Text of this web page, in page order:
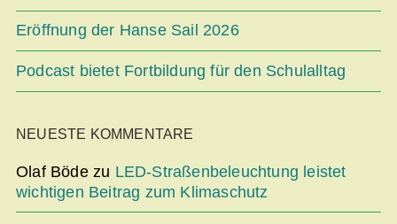
Eröffnung der Hanse Sail 2026
Podcast bietet Fortbildung für den Schulalltag
NEUESTE KOMMENTARE
Olaf Bödezu LED-Straßenbeleuchtung leistet
wichtigen Beitrag zum Klimaschutz